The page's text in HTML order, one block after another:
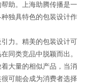
助。上海助腾传播是一
独具特色的包装设计作
力。精美的包装设计可
同类竞品中脱颖而出。
大量的相似产品，当消
可能会成为消费者选择